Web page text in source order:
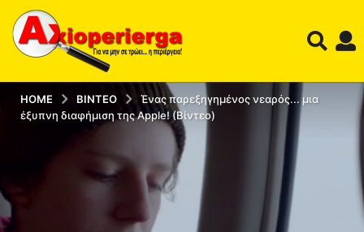
HOME ΒΊΝΤΕΟ
Ένας παρεξηγημένος νεαρός... μια
έξυπνη διαφήμιση της Apple! (Βίντεο)